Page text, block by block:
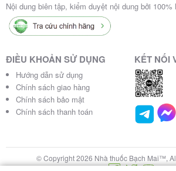
Phải sử dụng MG-TAN Inj. theo
sỹ.
Khi có bất kỳ triệu chứng hoặc
phản ứng sốc phản vệ (sốt, rét
đay, khó thở, …) cần lập tức
truyền thuốc.
Thận trọng:
Thận trọng khi sử dụng thuốc ở các
Bệnh nhân có rối loạn chuyển
Nội dung biên tập, kiểm duyệt nội dung bởi
ĐIỀU KHOẢN SỬ DỤNG
Hướng dẫn sử dụng
Chính sách giao hàng
Chính sách bảo mật
Chính sách thanh toán
KẾT NỐI
© Copyright 2026 Nhà thuốc Bạch Mai™,